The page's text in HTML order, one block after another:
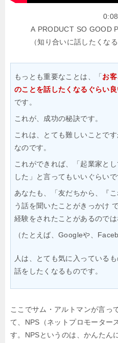
A PRODUCT SO GOOD
（知り合いに話したくな
もっとも重要なことは、「 お
のことを話したくなるぐらい
です。
これが、成功の秘訣です。
これは、とても難しいことで
なのです。
これができれば、「起業家と
した」と言ってもいいぐらいで
あなたも、「友だちから、『
う話を聞いたことがきっかけ
経験をされたことがあるので
（たとえば、Googleや、
人は、とても気に入っている
話をしたくなるものです。
ここでサム・アルトマンが言っ
て、NPS（ネットプロモーター
す。NPSというのは、かんたん